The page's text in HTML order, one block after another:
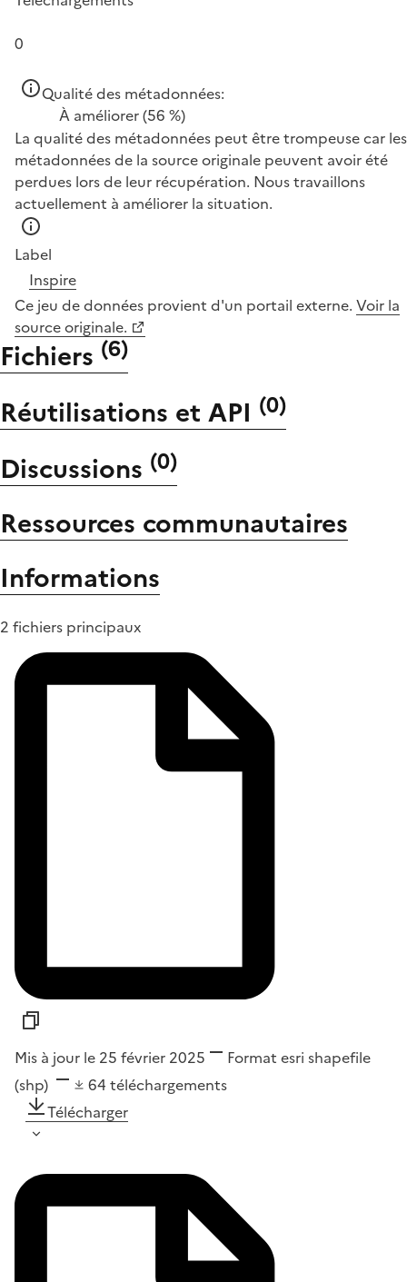
0
Qualité des métadonnées:
À améliorer(56 %)
La qualité des métadonnées peut être trompeuse car les
métadonnées de la source originale peuvent avoir été
perdues lors de leur récupération. Nous travaillons
actuellement à améliorer la situation.
Label
Inspire
Ce jeu de données provient d'un portail externe. Voir la
source originale.
Fichiers (6)
Réutilisations et API (0)
Discussions (0)
Ressources communautaires
Informations
2 fichiers principaux
Mis à jour le 25 février 2025 Format esri shapefile
(shp)
64 téléchargements
Télécharger